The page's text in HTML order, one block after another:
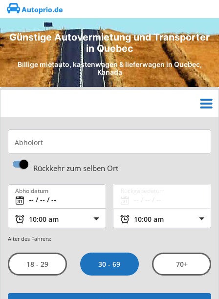
Autoprio.de
Günstige Autovermietung und Transporter
in Quebec
Billige mietauto, kastenwagen & lieferwagen in Quebec,
Kanada
Abholort
Rückkehr zum selben Ort
Abholdatum
Alter des Fahrers:
18 - 29 30 - 69 70+